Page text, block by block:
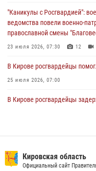
01 августа 2026, 09:39
"Каникулы с Росгвардией":
ведомства повели военно-
православной смены
23 июля 2026, 07:30 12
В Кирове росгвардейцы
25 июля 2026, 07:00
В Кирове росгвардейцы
вневедомственную охрану и
22 июля 2026, 14:51 1 2
Кировская область
Официальный сайт